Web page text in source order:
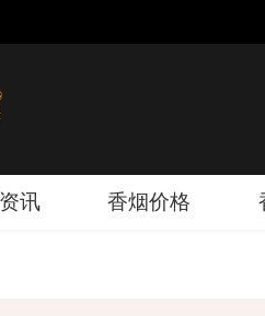
讯 香烟价格